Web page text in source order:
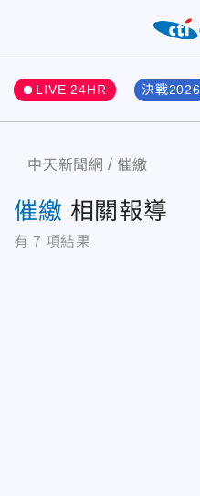
LIVE 24HR 決戰2026
中天新聞網 催繳
催繳 相關報導
有 7 項結果